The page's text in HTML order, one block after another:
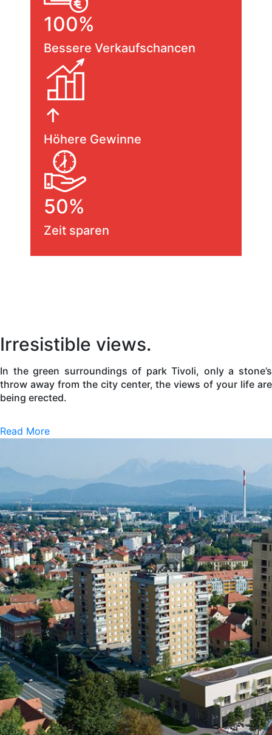
100%
Bessere Verkaufschancen
↑
Höhere Gewinne
50%
Zeit sparen
Irresistible views.
In the green surroundings of park Tivoli, only a stone’s
throw away from the city center, the views of your life are
being erected.
Read More